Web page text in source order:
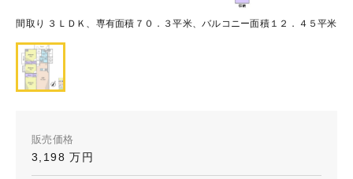
間取り ３ＬＤＫ、専有面積７０．３平米、バルコニー面積１２．４５平米
販売価格
3,198 万円